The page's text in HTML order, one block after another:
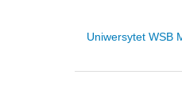
Uniwersytet WSB